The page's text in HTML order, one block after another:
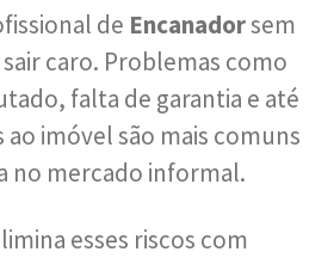
de Encanadorsem
caro. Problemas como
falta de garantia e até
imóvel são mais comuns
no mercado informal.
esses riscos com